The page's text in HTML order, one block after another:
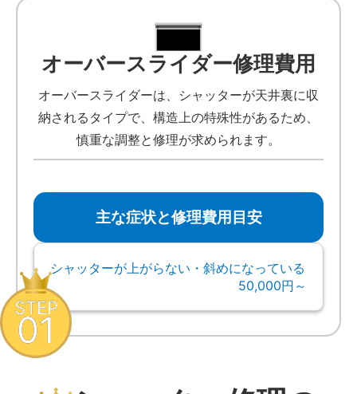
オーバースライダー修理費用
オーバースライダーは、シャッターが天井裏に収
納されるタイプで、構造上の特殊性があるため、
慎重な調整と修理が求められます。
主な症状と修理費用目安
シャッターが上がらない・斜めになっている
50,000円～
STEP
01